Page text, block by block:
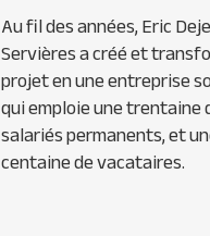
Au fil des années, Eric
Servières a créé et
projet en une entreprise
qui emploie une trentaine
salariés permanents, et
centaine de vacataires.